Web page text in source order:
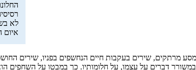
לא
איום
מרתקים, שירים בעקבות חיים הנחשפים בפניו, שירים
דברים על עצמו, על חלומותיו. כך במבטו על השחפים הוא